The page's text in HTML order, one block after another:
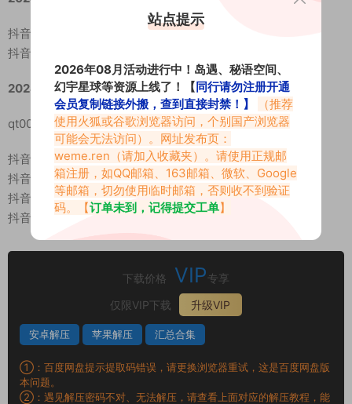
抖音 陈妮腻UNI 微密圈 NO.074期 【42P5V】
抖音 陈妮腻UNI 微密圈 NO.075期 【37P】
20240618
qt001 陈妮妮UNII呀 微博日常[11P-7V 34.46 MB]
抖音 陈妮腻UNI 微密圈 NO.076期 【48P】
抖音 陈妮腻UNI 微密圈 NO.077期 【45P】
抖音 陈妮腻UNI 微密圈 NO.078期 【40P】
抖音 陈妮腻UNI 微密圈 NO.079期 【33P】
下载价格 VIP 专享
仅限VIP下载
升级VIP
安卓解压 苹果解压 汇总合集
①：百度网盘提示提取码错误，请更换浏览器重试，这是百度网盘版
本问题。
②：遇见解压密码不对、无法解压，请查看上面对应的解压教程，能
站点提示
2026年08月活动进行中！岛遇、秘语空间、
幻宇星球等资源上线了！【同行请勿注册开通
会员复制链接外搬，查到直接封禁！】
（推荐
使用火狐或谷歌浏览器访问，个别国产浏览器
可能会无法访问）。网址发布页：
weme.ren （请加入收藏夹）。请使用正规邮
箱注册，如QQ邮箱、163邮箱、微软、Google
等邮箱，切勿使用临时邮箱，否则收不到验证
码。【订单未到，记得提交工单】